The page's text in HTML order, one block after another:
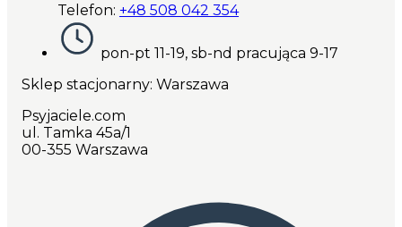
Telefon: +48 508 042 354
pon-pt 11-19, sb-nd pracująca 9-17
Sklep stacjonarny: Warszawa
Psyjaciele.com
ul. Tamka 45a/1
00-355 Warszawa